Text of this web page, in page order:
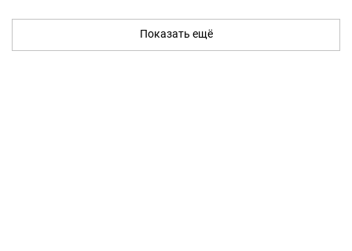
Показать ещё